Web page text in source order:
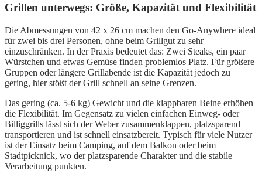
Grillen unterwegs: Größe, Kapazität und Flexibilität
Die Abmessungen von 42 x 26 cm machen den Go-Anywhere ideal
für zwei bis drei Personen, ohne beim Grillgut zu sehr
einzuschränken. In der Praxis bedeutet das: Zwei Steaks, ein paar
Würstchen und etwas Gemüse finden problemlos Platz. Für größere
Gruppen oder längere Grillabende ist die Kapazität jedoch zu
gering, hier stößt der Grill schnell an seine Grenzen.
Das gering (ca. 5-6 kg) Gewicht und die klappbaren Beine erhöhen
die Flexibilität. Im Gegensatz zu vielen einfachen Einweg- oder
Billiggrills lässt sich der Weber zusammenklappen, platzsparend
transportieren und ist schnell einsatzbereit. Typisch für viele Nutzer
ist der Einsatz beim Camping, auf dem Balkon oder beim
Stadtpicknick, wo der platzsparende Charakter und die stabile
Verarbeitung punkten.